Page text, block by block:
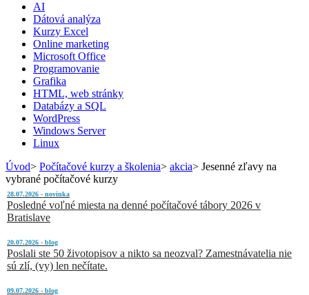
AI
Dátová analýza
Kurzy Excel
Online marketing
Microsoft Office
Programovanie
Grafika
HTML, web stránky
Databázy a SQL
WordPress
Windows Server
Linux
Úvod> Počítačové kurzy a školenia> akcia> Jesenné zľavy na
vybrané počítačové kurzy
28.07.2026 - novinka
Posledné voľné miesta na denné počítačové tábory 2026 v
Bratislave
20.07.2026 - blog
Poslali ste 50 životopisov a nikto sa neozval? Zamestnávatelia nie
sú zlí, (vy) len nečítate.
09.07.2026 - blog